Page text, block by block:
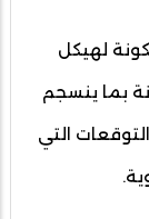
لهيكل
بما ينسجم
التي